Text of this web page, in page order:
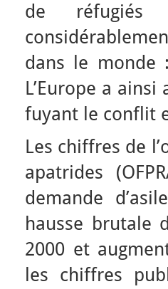
de réfugiés
dans le monde
L’Europe a
fuyant le conflit
Les chiffres de
apatrides
demande
hausse brutale
2000 et
les chiffres